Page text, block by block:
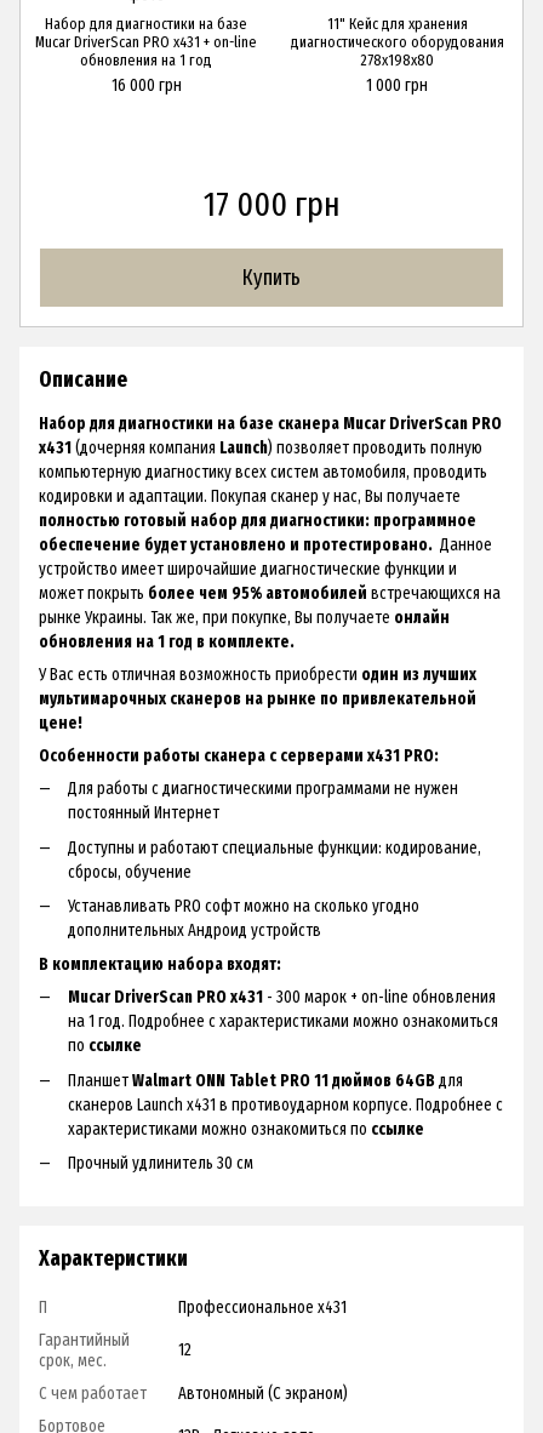
Набор для диагностики на базе
Mucar DriverScan PRO x431 + on-line
обновления на 1 год
16 000 грн
11" Кейс для хранения
диагностического оборудования
278x198x80
1 000 грн
17 000 грн
Купить
Описание
Набор для диагностики на базе сканера Mucar DriverScan PRO
x431(дочерняя компания Launch) позволяет проводить полную
компьютерную диагностику всех систем автомобиля, проводить
кодировки и адаптации. Покупая сканер у нас, Вы получаете
полностью готовый набор для диагностики: программное
обеспечение будет установлено и протестировано. Данное
устройство имеет широчайшие диагностические функции и
может покрыть более чем 95% автомобилей встречающихся на
рынке Украины. Так же, при покупке, Вы получаете онлайн
обновления на 1 год в комплекте.
У Вас есть отличная возможность приобрести один из лучших
мультимарочных сканеров на рынке по привлекательной
цене!
Особенности работы сканера с серверами x431 PRO:
Для работы с диагностическими программами не нужен
постоянный Интернет
Доступны и работают специальные функции: кодирование,
сбросы, обучение
Устанавливать PRO софт можно на сколько угодно
дополнительных Андроид устройств
В комплектацию набора входят:
Mucar DriverScan PRO x431 - 300 марок + on-line обновления
на 1 год. Подробнее с характеристиками можно ознакомиться
по ссылке
ПланшетWalmart ONN Tablet PRO 11 дюймов 64GBдля
сканеров Launch x431 в противоударном корпусе. Подробнее с
характеристиками можно ознакомиться по ссылке
Прочный удлинитель 30 см
Характеристики
П
Профессиональное x431
Гарантийный
срок, мес.
12
С чем работает
Автономный (С экраном)
Бортовое